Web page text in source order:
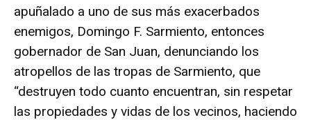
apuñalado a uno de sus más exacerbados
enemigos, Domingo F. Sarmiento, entonces
gobernador de San Juan, denunciando los
atropellos de las tropas de Sarmiento, que
“destruyen todo cuanto encuentran, sin respetar
las propiedades y vidas de los vecinos, haciendo